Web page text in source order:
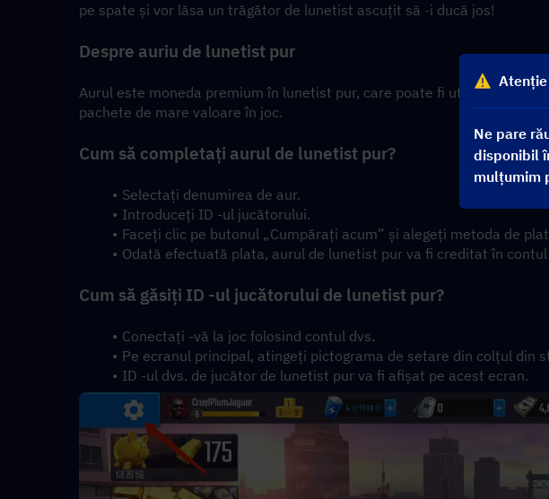
Atenție
Ne pare
disponibil
mulțumim
pe spate și vor lăsa un trăgător de lunetist ascuțit să -i ducă jos!
Despre auriu de lunetist pur
Aurul este moneda premium în lunetist pur, care poate fi utilizat pentru
pachete de mare valoare în joc.
Cum să completați aurul de lunetist pur?
Selectați denumirea de aur.
Introduceți ID -ul jucătorului.
Faceți clic pe butonul „Cumpărați acum” și alegeți metoda de
Odată efectuată plata, aurul de lunetist pur va fi creditat în contul
Cum să găsiți ID -ul jucătorului de lunetist pur?
Conectați -vă la joc folosind contul dvs.
Pe ecranul principal, atingeți pictograma de setare din colțul din
ID -ul dvs. de jucător de lunetist pur va fi afișat pe acest ecran.